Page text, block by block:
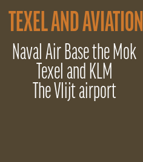
TEXEL AND AVIATION
Naval Air Base the Mok
Texel and KLM
The Vlijt airport